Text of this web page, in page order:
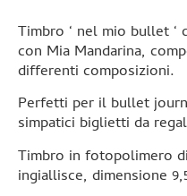
Timbro ‘ nel mio bullet
con Mia Mandarina,
differenti composizioni.
Perfetti per il bullet
simpatici biglietti da
Timbro in fotopolimero
ingiallisce, dimensione